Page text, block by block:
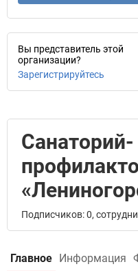
Вы представитель этой
организации?
Зарегистрируйтесь
Санаторий-
Подписчиков: 0,
Главное Информация